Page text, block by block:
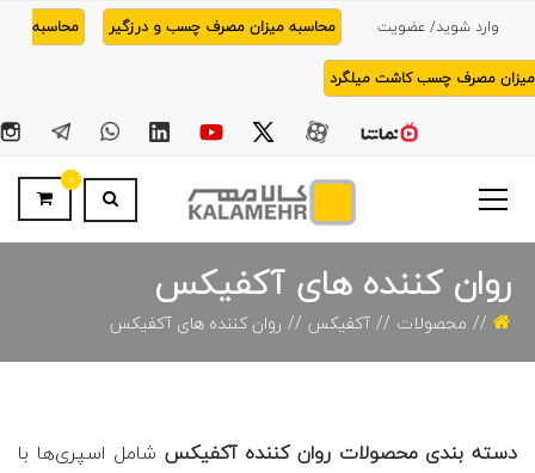
وارد شوید/ عضویت محاسبه میزان مصرف چسب و درزگیر محاسبه
میزان مصرف چسب کاشت میلگرد
0
روان کننده های آکفیکس
محصولات آکفیکس روان کننده های آکفیکس
دسته بندی محصولات روان کننده آکفیکس شامل اسپری‌ها با